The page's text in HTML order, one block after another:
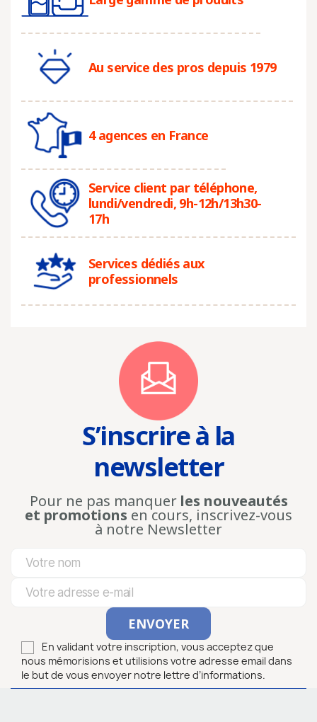
Au service des pros depuis 1979
4 agences en France
Service client par téléphone,
lundi/vendredi, 9h-12h/13h30-
17h
Services dédiés aux
professionnels
S’inscrire à la
newsletter
Pour ne pas manquer les nouveautés
et promotions en cours, inscrivez-vous
à notre Newsletter
En validant votre inscription, vous acceptez que
nous mémorisions et utilisions votre adresse email dans
le but de vous envoyer notre lettre d’informations.